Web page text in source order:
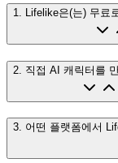
1 Lifelike은(는) 무료
2 직접 AI 캐릭터를
3. 어떤 플랫폼에서